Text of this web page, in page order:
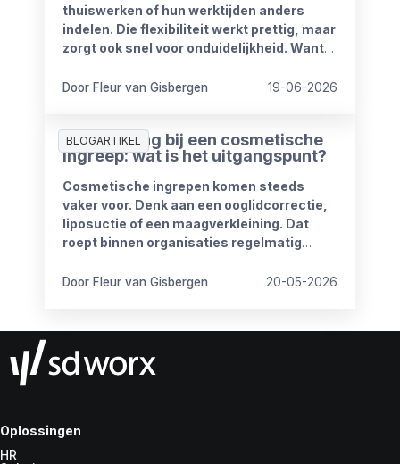
thuiswerken of hun werktijden anders
indelen. Die flexibiliteit werkt prettig, maar
zorgt ook snel voor onduidelijkheid. Want
iemand bereikbaar? En hoe blijft het werk
Door Fleur van Gisbergen 19-06-2026
BLOGARTIKEL
Ziekmelding bij een cosmetische
ingreep: wat is het uitgangspunt?
Cosmetische ingrepen komen steeds
vaker voor. Denk aan een ooglidcorrectie,
liposuctie of een maagverkleining. Dat
roept binnen organisaties regelmatig
Door Fleur van Gisbergen 20-05-2026
Oplossingen
HR